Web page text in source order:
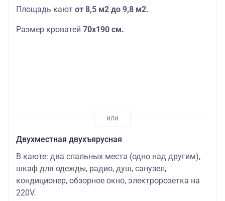
Площадь кают от 8,5 м2 до 9,8 м2.
Размер кроватей 70х190 см.
Двухместная двухъярусная
В каюте: два спальных места (одно над другим),
шкаф для одежды, радио, душ, санузел,
кондиционер, обзорное окно, электророзетка на
220V.